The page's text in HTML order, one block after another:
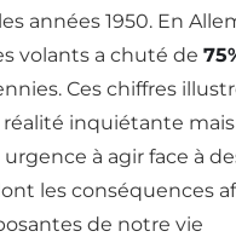
années 1950. En
volants a chuté de
Ces chiffres
inquiétante mais
à agir face à
les conséquences
de notre vie